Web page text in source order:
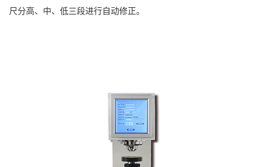
尺分高、中、低三段进行自动修正。